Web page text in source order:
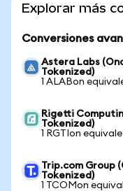
Explorar más
Conversiones
Astera Labs
Tokenized)
1 ALABon
Rigetti
Tokenized)
1 RGTIon
Trip.com Group
Tokenized)
1 TCOMon